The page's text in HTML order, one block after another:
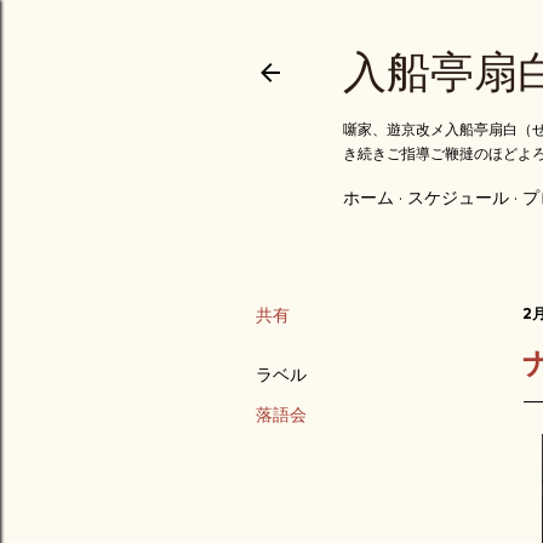
入船亭扇
噺家、遊京改メ入船亭扇白（
き続きご指導ご鞭撻のほどよ
ホーム スケジュール
共有
ラベル
落語会
2